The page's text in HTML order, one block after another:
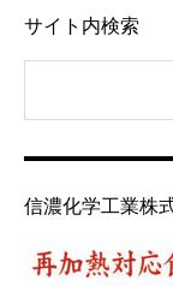
サイト内検索
信濃化学工業株